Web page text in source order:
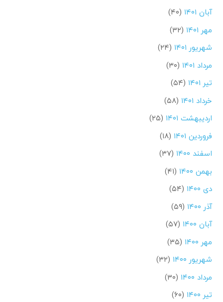
آبان ۱۴۰۱
(۴۰)
مهر ۱۴۰۱
(۳۲)
شهریور ۱۴۰۱
(۲۴)
مرداد ۱۴۰۱
(۳۰)
تیر ۱۴۰۱
(۵۴)
خرداد ۱۴۰۱
(۵۸)
اردیبهشت ۱۴۰۱
(۲۵)
فروردین ۱۴۰۱
(۱۸)
اسفند ۱۴۰۰
(۳۷)
بهمن ۱۴۰۰
(۴۱)
دی ۱۴۰۰
(۵۴)
آذر ۱۴۰۰
(۵۹)
آبان ۱۴۰۰
(۵۷)
مهر ۱۴۰۰
(۳۵)
شهریور ۱۴۰۰
(۳۲)
مرداد ۱۴۰۰
(۳۰)
تیر ۱۴۰۰
(۶۰)